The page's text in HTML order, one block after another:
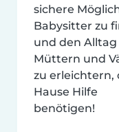
sichere
Babysitter zu
und den Alltag
Müttern und
zu erleichtern,
Hause Hilfe
benötigen!